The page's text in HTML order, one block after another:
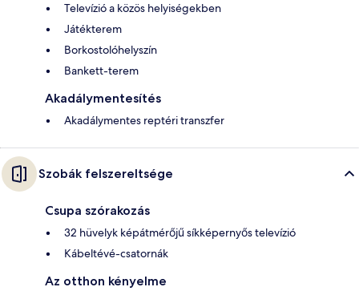
Televízió a közös helyiségekben
Játékterem
Borkostolóhelyszín
Bankett-terem
Akadálymentesítés
Akadálymentes reptéri transzfer
Szobák felszereltsége
Csupa szórakozás
32 hüvelyk képátmérőjű síkképernyős televízió
Kábeltévé-csatornák
Az otthon kényelme